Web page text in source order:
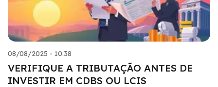
08/08/2025 - 10:38
VERIFIQUE A TRIBUTAÇÃO ANTES DE
INVESTIR EM CDBS OU LCIS